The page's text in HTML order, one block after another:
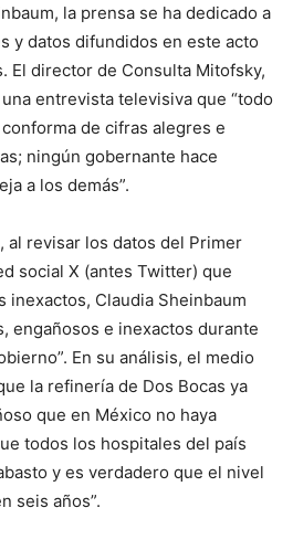
la prensa se ha dedicado a
y datos difundidos en este acto
El director de Consulta Mitofsky,
entrevista televisiva que “todo
de cifras alegres e
ningún gobernante hace
a los demás”.
al revisar los datos del Primer
social X (antes Twitter) que
inexactos, Claudia Sheinbaum
engañosos e inexactos durante
En su análisis, el medio
la refinería de Dos Bocas ya
que en México no haya
todos los hospitales del país
y es verdadero que el nivel
seis años”.